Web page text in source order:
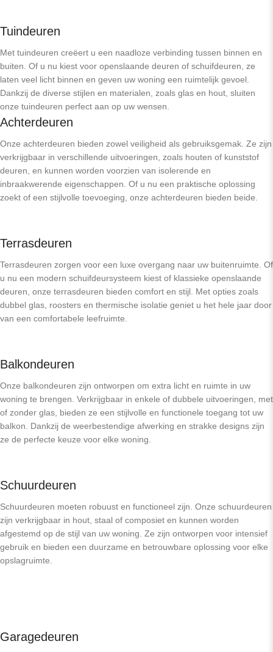
Tuindeuren
Met tuindeuren creëert u een naadloze verbinding tussen binnen en
buiten. Of u nu kiest voor openslaande deuren of schuifdeuren, ze
laten veel licht binnen en geven uw woning een ruimtelijk gevoel.
Dankzij de diverse stijlen en materialen, zoals glas en hout, sluiten
onze tuindeuren perfect aan op uw wensen.
Achterdeuren
Onze achterdeuren bieden zowel veiligheid als gebruiksgemak. Ze zijn
verkrijgbaar in verschillende uitvoeringen, zoals houten of kunststof
deuren, en kunnen worden voorzien van isolerende en
inbraakwerende eigenschappen. Of u nu een praktische oplossing
zoekt of een stijlvolle toevoeging, onze achterdeuren bieden beide.
Terrasdeuren
Terrasdeuren zorgen voor een luxe overgang naar uw buitenruimte. Of
u nu een modern schuifdeursysteem kiest of klassieke openslaande
deuren, onze terrasdeuren bieden comfort en stijl. Met opties zoals
dubbel glas, roosters en thermische isolatie geniet u het hele jaar door
van een comfortabele leefruimte.
Balkondeuren
Onze balkondeuren zijn ontworpen om extra licht en ruimte in uw
woning te brengen. Verkrijgbaar in enkele of dubbele uitvoeringen, met
of zonder glas, bieden ze een stijlvolle en functionele toegang tot uw
balkon. Dankzij de weerbestendige afwerking en strakke designs zijn
ze de perfecte keuze voor elke woning.
Schuurdeuren
Schuurdeuren moeten robuust en functioneel zijn. Onze schuurdeuren
zijn verkrijgbaar in hout, staal of composiet en kunnen worden
afgestemd op de stijl van uw woning. Ze zijn ontworpen voor intensief
gebruik en bieden een duurzame en betrouwbare oplossing voor elke
opslagruimte.
Garagedeuren